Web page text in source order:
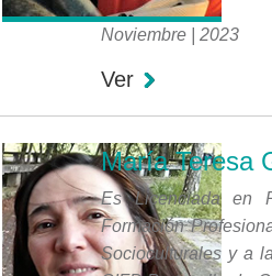
Noviembre | 2023
Ver
María Teresa
Es Licenciada en
Formación
Socioculturales y a